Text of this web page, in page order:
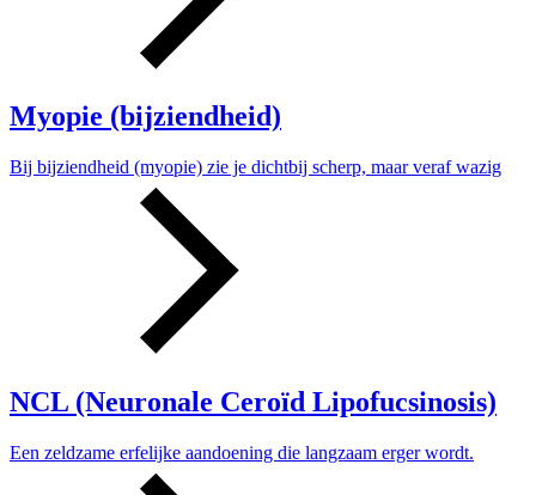
Myopie (bijziendheid)
Bij bijziendheid (myopie) zie je dichtbij scherp, maar veraf wazig
NCL (Neuronale Ceroïd Lipofucsinosis)
Een zeldzame erfelijke aandoening die langzaam erger wordt.